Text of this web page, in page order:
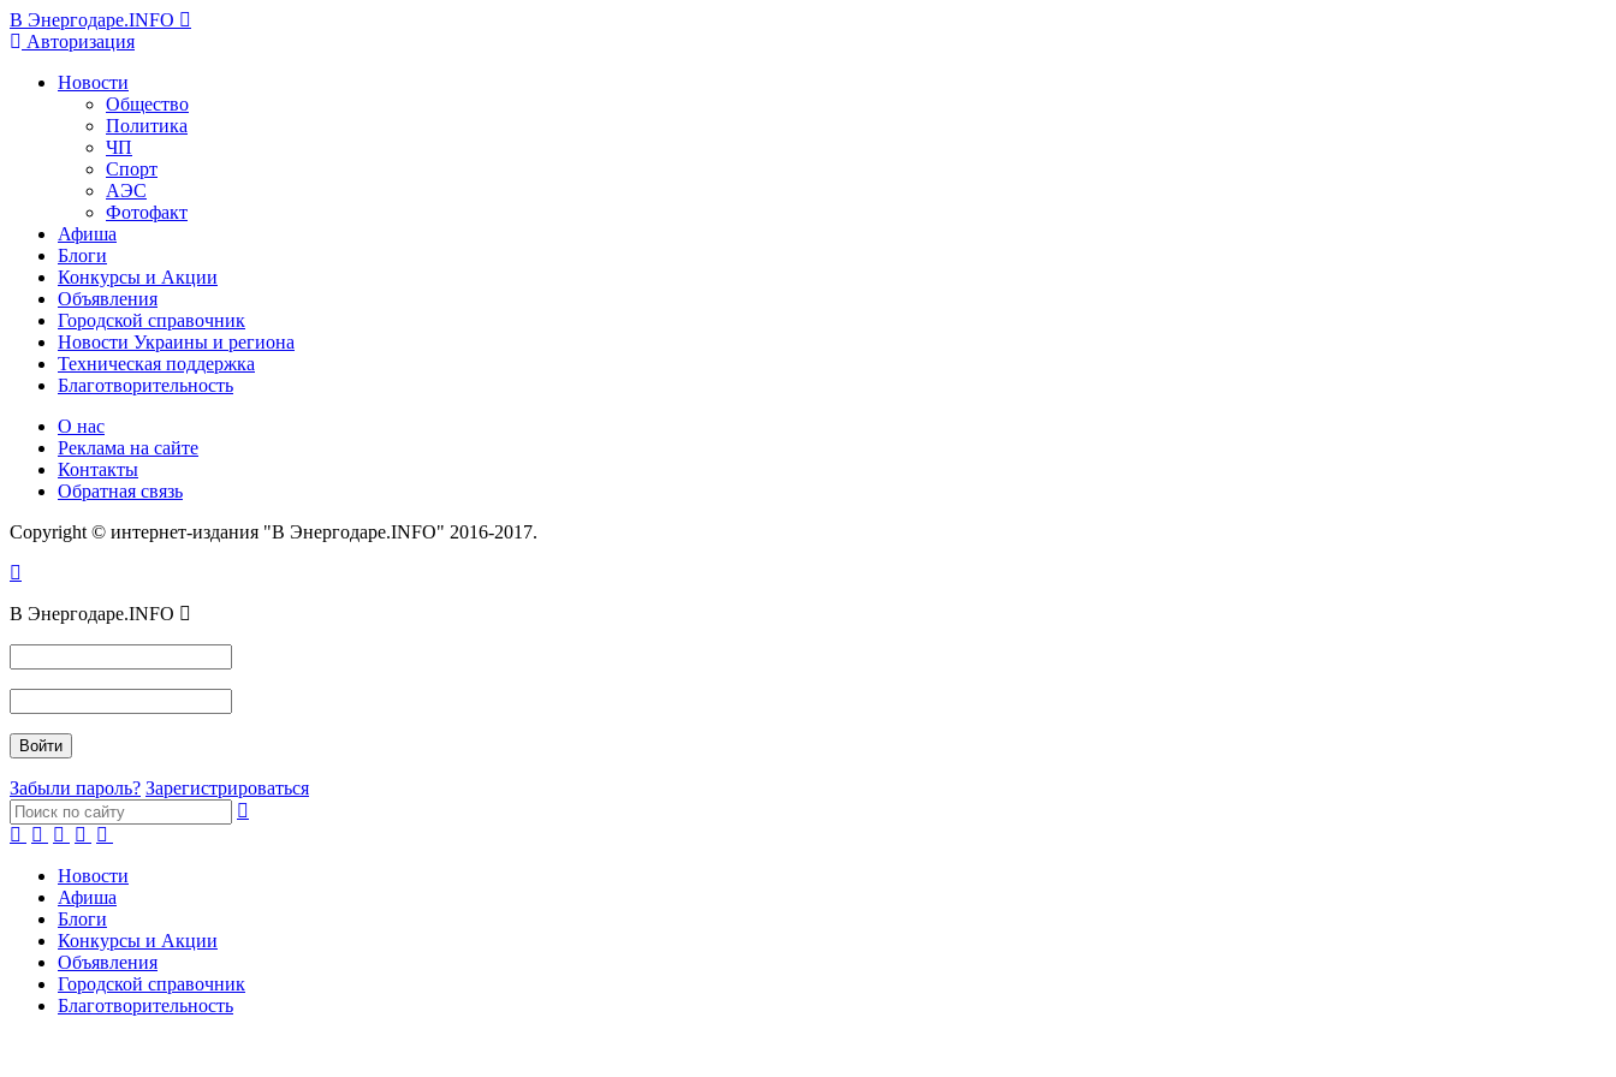
В Энергодаре.INFO
Авторизация
Новости
Общество
Политика
ЧП
Спорт
АЭС
Фотофакт
Афиша
Блоги
Конкурсы и Акции
Объявления
Городской справочник
Новости Украины и региона
Техническая поддержка
Благотворительность
О нас
Реклама на сайте
Контакты
Обратная связь
Copyright © интернет-издания "В Энергодаре.INFO" 2016-2017.
В Энергодаре.INFO
Забыли пароль? Зарегистрироваться
Новости
Афиша
Блоги
Конкурсы и Акции
Объявления
Городской справочник
Благотворительность